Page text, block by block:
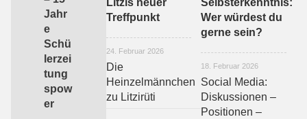
Jahr
e
Schü
lerzei
tung
spow
er
Litzis neuer
Treffpunkt
24. Februar 2026
Die
Heinzelmännchen
zu Litzirüti
Selbsterkenntnis:
Wer würdest du
gerne sein?
18. Februar 2026
Social Media:
Diskussionen –
Positionen –